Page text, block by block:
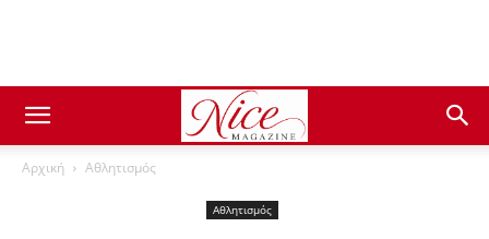
Αρχική Αθλητισμός
Αθλητισμός